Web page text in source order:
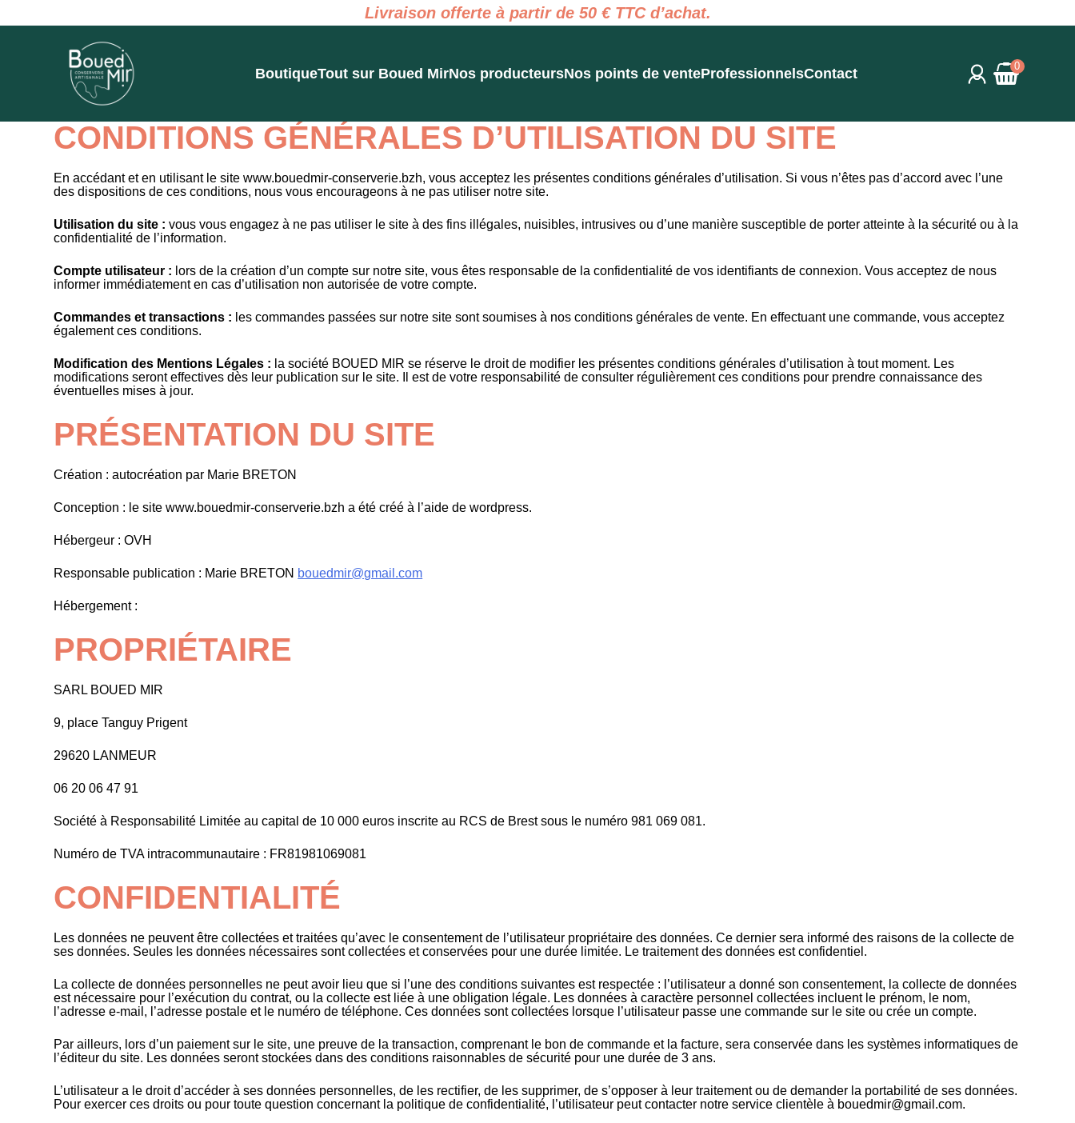
Livraison offerte à partir de 50 € TTC d’achat.
BoutiqueTout sur Boued MirNos producteursNos points de venteProfessionnelsContact 0
CONDITIONS GÉNÉRALES D’UTILISATION DU SITE
En accédant et en utilisant le site www.bouedmir-conserverie.bzh, vous acceptez les présentes conditions générales d’utilisation. Si vous n’êtes pas d’accord avec l’une
des dispositions de ces conditions, nous vous encourageons à ne pas utiliser notre site.
Utilisation du site : vous vous engagez à ne pas utiliser le site à des fins illégales, nuisibles, intrusives ou d’une manière susceptible de porter atteinte à la sécurité ou à la
confidentialité de l’information.
Compte utilisateur : lors de la création d’un compte sur notre site, vous êtes responsable de la confidentialité de vos identifiants de connexion. Vous acceptez de nous
informer immédiatement en cas d’utilisation non autorisée de votre compte.
Commandes et transactions : les commandes passées sur notre site sont soumises à nos conditions générales de vente. En effectuant une commande, vous acceptez
également ces conditions.
Modification des Mentions Légales : la société BOUED MIR se réserve le droit de modifier les présentes conditions générales d’utilisation à tout moment. Les
modifications seront effectives dès leur publication sur le site. Il est de votre responsabilité de consulter régulièrement ces conditions pour prendre connaissance des
éventuelles mises à jour.
PRÉSENTATION DU SITE
Création : autocréation par Marie BRETON
Conception : le site www.bouedmir-conserverie.bzh a été créé à l’aide de wordpress.
Hébergeur : OVH
Responsable publication : Marie BRETON bouedmir@gmail.com
Hébergement :
PROPRIÉTAIRE
SARL BOUED MIR
9, place Tanguy Prigent
29620 LANMEUR
06 20 06 47 91
Société à Responsabilité Limitée au capital de 10 000 euros inscrite au RCS de Brest sous le numéro 981 069 081.
Numéro de TVA intracommunautaire : FR81981069081
CONFIDENTIALITÉ
Les données ne peuvent être collectées et traitées qu’avec le consentement de l’utilisateur propriétaire des données. Ce dernier sera informé des raisons de la collecte de
ses données. Seules les données nécessaires sont collectées et conservées pour une durée limitée. Le traitement des données est confidentiel.
La collecte de données personnelles ne peut avoir lieu que si l’une des conditions suivantes est respectée : l’utilisateur a donné son consentement, la collecte de données
est nécessaire pour l’exécution du contrat, ou la collecte est liée à une obligation légale. Les données à caractère personnel collectées incluent le prénom, le nom,
l’adresse e-mail, l’adresse postale et le numéro de téléphone. Ces données sont collectées lorsque l’utilisateur passe une commande sur le site ou crée un compte.
Par ailleurs, lors d’un paiement sur le site, une preuve de la transaction, comprenant le bon de commande et la facture, sera conservée dans les systèmes informatiques de
l’éditeur du site. Les données seront stockées dans des conditions raisonnables de sécurité pour une durée de 3 ans.
L’utilisateur a le droit d’accéder à ses données personnelles, de les rectifier, de les supprimer, de s’opposer à leur traitement ou de demander la portabilité de ses données.
Pour exercer ces droits ou pour toute question concernant la politique de confidentialité, l’utilisateur peut contacter notre service clientèle à bouedmir@gmail.com.